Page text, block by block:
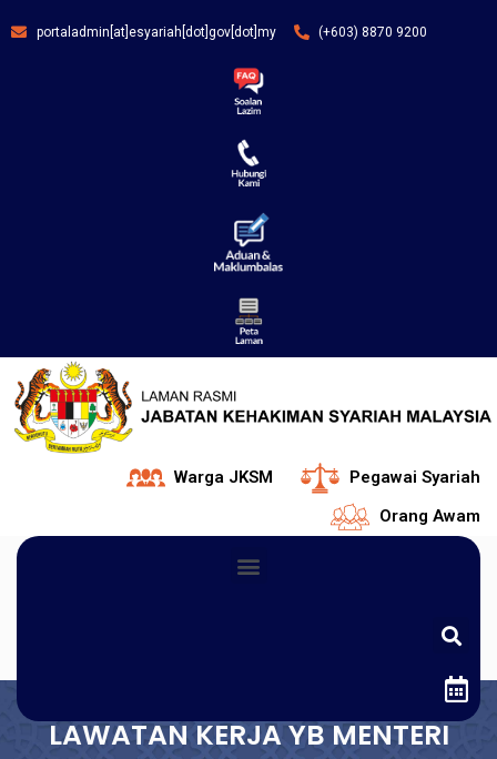
portaladmin[at]esyariah[dot]gov[dot]my (+603) 8870 9200
Warga JKSM
Pegawai Syariah
Orang Awam
LAWATAN KERJA YB MENTERI